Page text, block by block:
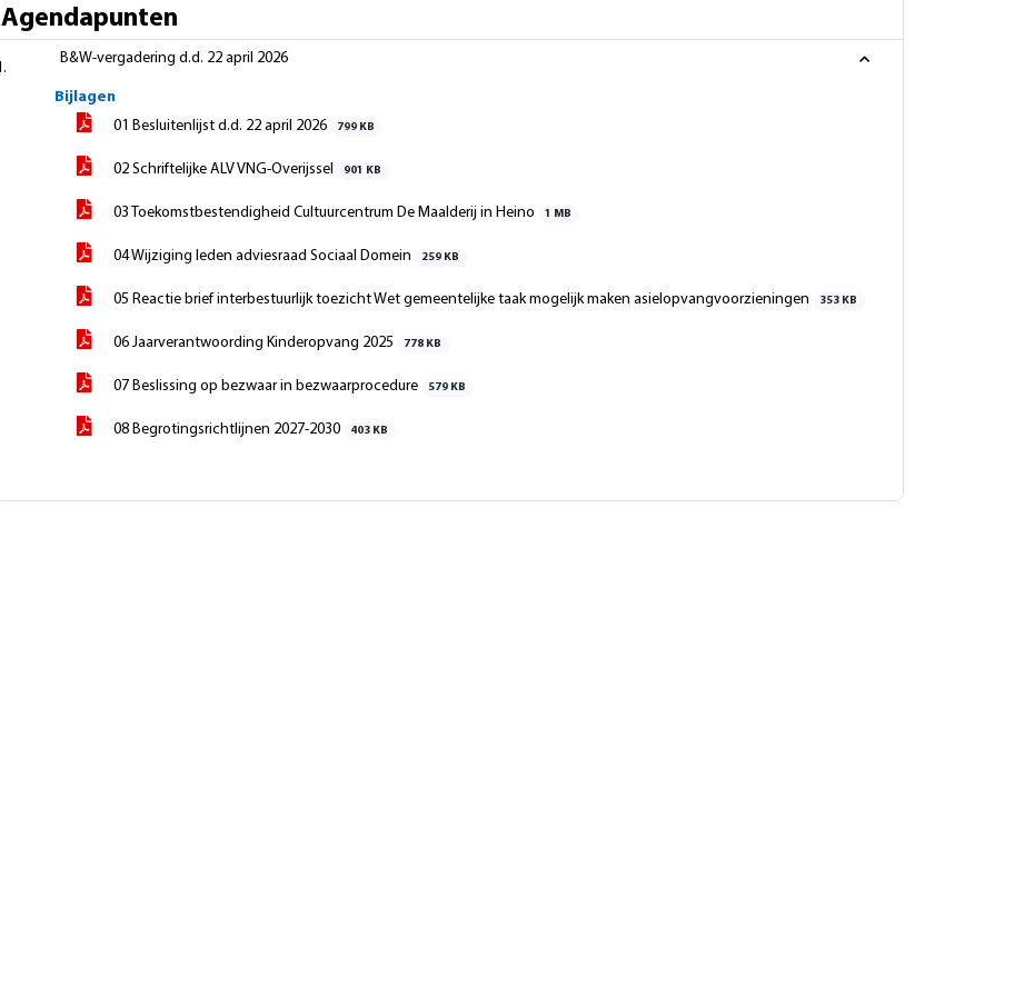
Agendapunten
B&W-vergadering d.d. 22 april 2026
Bijlagen
01 Besluitenlijst d.d. 22 april 2026
799 KB
02 Schriftelijke ALV VNG-Overijssel 901 KB
03 Toekomstbestendigheid Cultuurcentrum De Maalderij in Heino 1 MB
04 Wijziging leden adviesraad Sociaal Domein 259 KB
05 Reactie brief interbestuurlijk toezicht Wet gemeentelijke taak mogelijk maken asielopvangvoorzieningen 353 KB
06 Jaarverantwoording Kinderopvang 2025 778 KB
07 Beslissing op bezwaar in bezwaarprocedure 579 KB
08 Begrotingsrichtlijnen 2027-2030 403 KB